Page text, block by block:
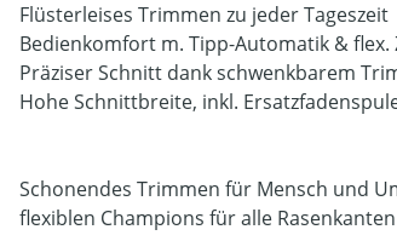
Flüsterleises Trimmen zu jeder Tageszeit
Bedienkomfort m. Tipp-Automatik & flex.
Präziser Schnitt dank schwenkbarem
Hohe Schnittbreite, inkl.
Schonendes Trimmen für Mensch und
flexiblen Champions für alle